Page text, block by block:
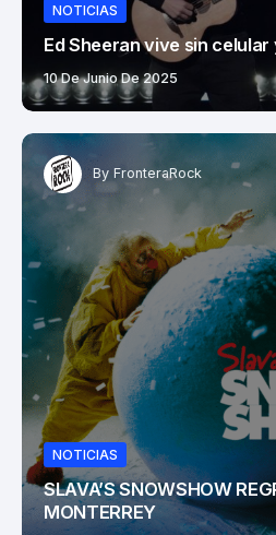
NOTICIAS
Ed Sheeran vive sin
10 De Junio De 2025
By FronteraRock
NOTICIAS
SLAVA’S SNOWSHOW
MONTERREY